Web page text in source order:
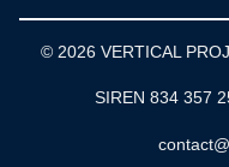
© 2026 VERTICAL
SIREN 834 357